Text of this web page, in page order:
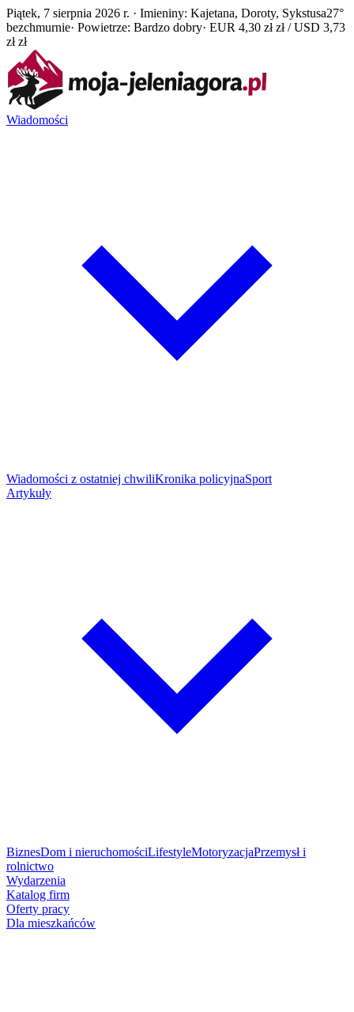
Piątek, 7 sierpnia 2026 r. · Imieniny: Kajetana, Doroty, Sykstusa27°
bezchmurnie· Powietrze: Bardzo dobry· EUR 4,30 zł zł / USD 3,73
zł zł
Wiadomości
Wiadomości z ostatniej chwiliKronika policyjnaSport
Artykuły
BiznesDom i nieruchomościLifestyleMotoryzacjaPrzemysł i
rolnictwo
Wydarzenia
Katalog firm
Oferty pracy
Dla mieszkańców